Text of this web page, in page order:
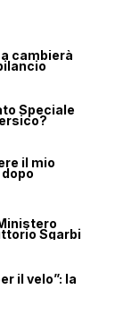
cambierà
Speciale
il mio
Sgarbi
il velo”: la